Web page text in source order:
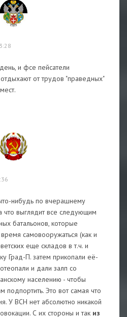
и фсе пейсатели
от трудов "праведных"
нибудь по вчерашнему
что выглядит все следующим
батальонов, которые
самовооружаться (как и
еще складов в т.ч. и
Град-П. затем прикопали её-
и дали залп со
населению - чтобы
Это вот самая что
У ВСН нет абсолютно никакой
С их стороны и так из